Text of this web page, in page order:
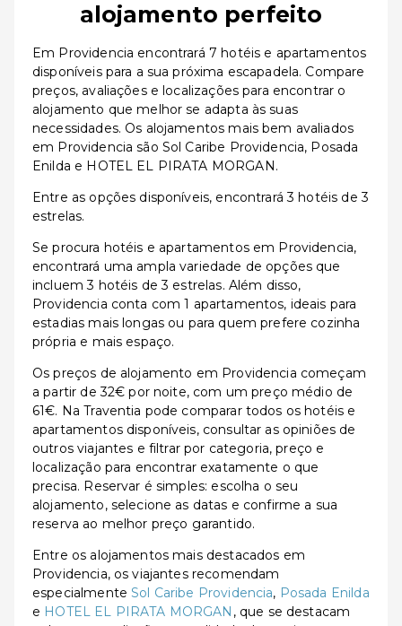
alojamento perfeito
Em Providencia encontrará 7 hotéis e apartamentos
disponíveis para a sua próxima escapadela. Compare
preços, avaliações e localizações para encontrar o
alojamento que melhor se adapta às suas
necessidades. Os alojamentos mais bem avaliados
em Providencia são Sol Caribe Providencia, Posada
Enilda e HOTEL EL PIRATA MORGAN.
Entre as opções disponíveis, encontrará 3 hotéis de 3
estrelas.
Se procura hotéis e apartamentos em Providencia,
encontrará uma ampla variedade de opções que
incluem 3 hotéis de 3 estrelas. Além disso,
Providencia conta com 1 apartamentos, ideais para
estadias mais longas ou para quem prefere cozinha
própria e mais espaço.
Os preços de alojamento em Providencia começam
a partir de 32€ por noite, com um preço médio de
61€. Na Traventia pode comparar todos os hotéis e
apartamentos disponíveis, consultar as opiniões de
outros viajantes e filtrar por categoria, preço e
localização para encontrar exatamente o que
precisa. Reservar é simples: escolha o seu
alojamento, selecione as datas e confirme a sua
reserva ao melhor preço garantido.
Entre os alojamentos mais destacados em
Providencia, os viajantes recomendam
especialmenteSol Caribe Providencia, Posada Enilda
e HOTEL EL PIRATA MORGAN , que se destacam